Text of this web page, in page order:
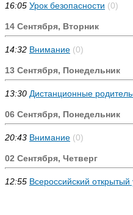
16:05 Урок безопасности (0)
14 Сентября, Вторник
14:32 Внимание (0)
13 Сентября, Понедельник
13:30 Дистанционные
06 Сентября, Понедельник
20:43 Внимание (0)
02 Сентября, Четверг
12:55 Всероссийский открытый